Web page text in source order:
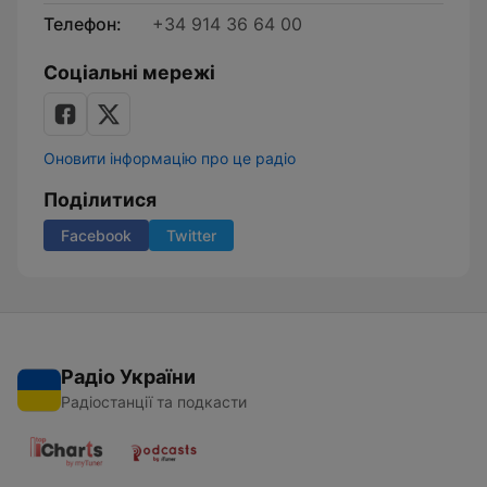
Телефон:
+34 914 36 64 00
Соціальні мережі
Оновити інформацію про це радіо
Поділитися
Facebook Twitter
Радіо України
Радіостанції та подкасти